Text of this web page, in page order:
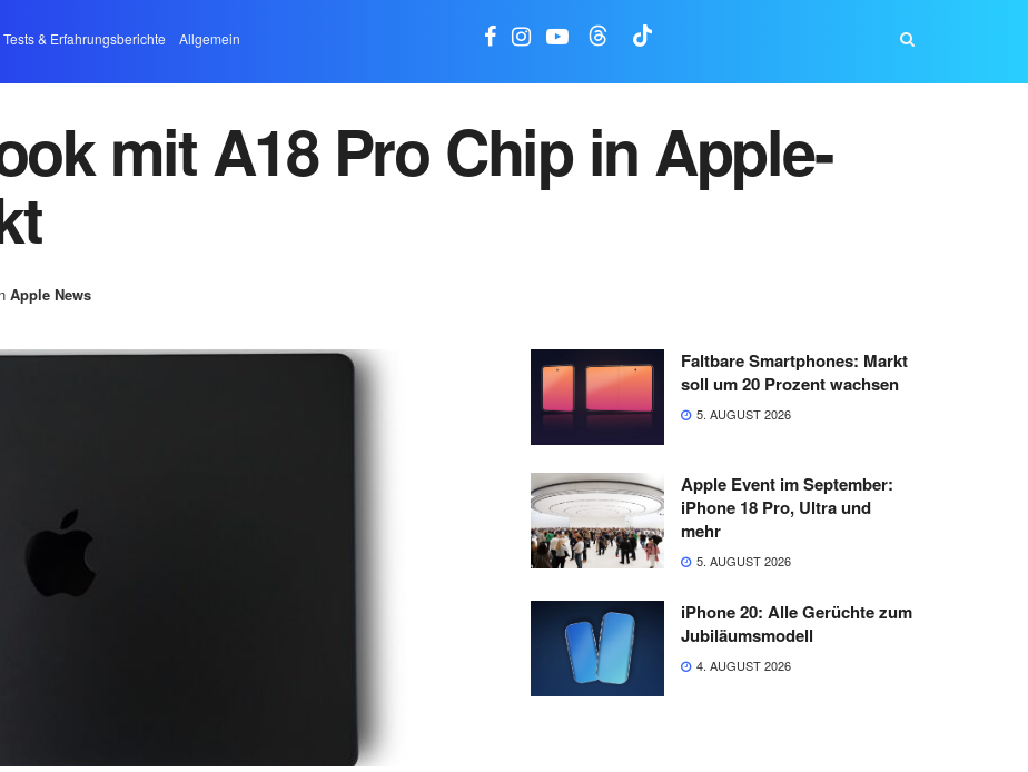
Tests & Erfahrungsberichte Allgemein
mit A18 Pro Chip in Apple-
Apple News
Faltbare Smartphones: Markt
soll um 20 Prozent wachsen
5. AUGUST 2026
Apple Event im September:
iPhone 18 Pro, Ultra und
mehr
5. AUGUST 2026
iPhone 20: Alle Gerüchte zum
Jubiläumsmodell
4. AUGUST 2026